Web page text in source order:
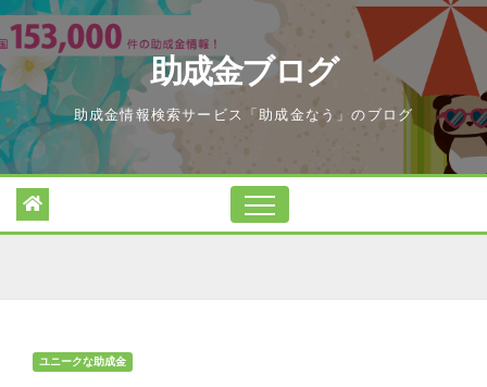
Skip
to
content
助成金ブログ
助成金情報検索サービス「助成金なう」のブログ
ユニークな助成金